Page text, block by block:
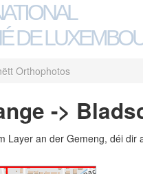
DE
Orthophotos
->
Layer an der Gemeng, déi